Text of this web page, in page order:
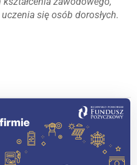
się osób dorosłych.